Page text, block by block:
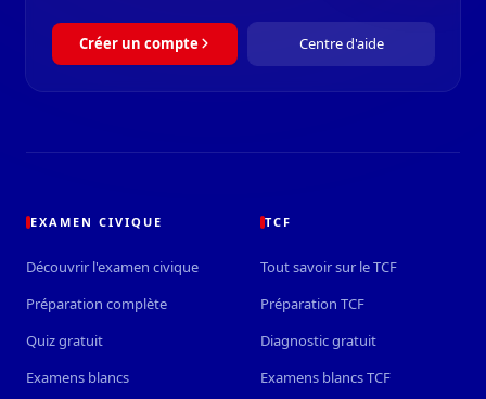
Créer un compte Centre d'aide
EXAMEN CIVIQUE
Découvrir l'examen civique
Préparation complète
Quiz gratuit
Examens blancs
TCF
Tout savoir sur le TCF
Préparation TCF
Diagnostic gratuit
Examens blancs TCF